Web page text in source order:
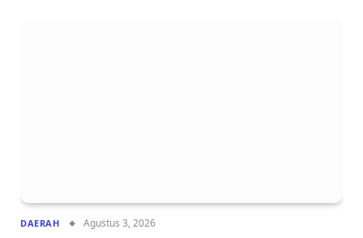
DAERAH Agustus 3, 2026